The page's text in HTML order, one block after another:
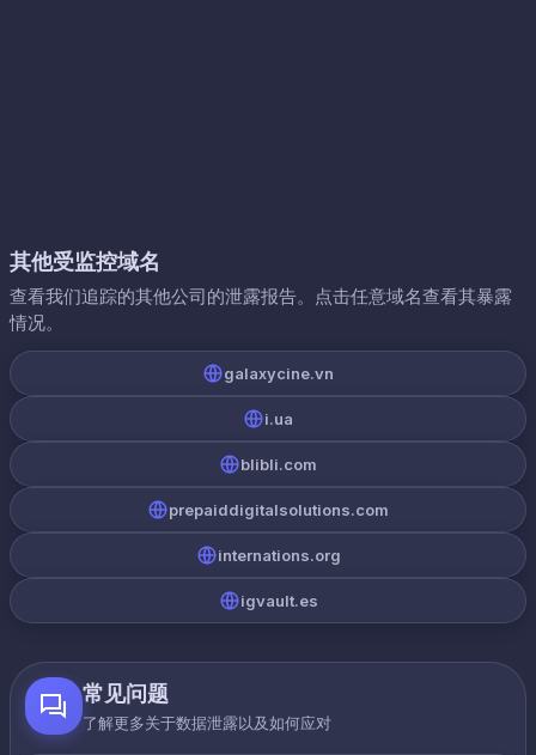
其他受监控域名
查看我们追踪的其他公司的泄露报告。点击任意域名查看其暴露
情况。
galaxycine.vn
i.ua
blibli.com
prepaiddigitalsolutions.com
internations.org
igvault.es
常见问题
了解更多关于数据泄露以及如何应对